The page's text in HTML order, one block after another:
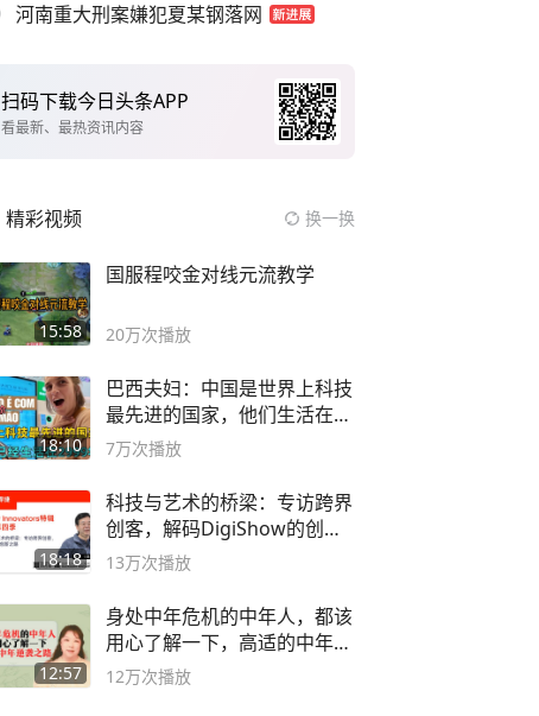
河南重大刑案嫌犯夏某钢落网
扫码下载今日头条APP
看最新、最热资讯内容
精彩视频 换一换
15:58
国服程咬金对线元流教学
20万次播放
18:10
巴西夫妇：中国是世界上科技
最先进的国家，他们生活在
2999年
7万次播放
18:18
科技与艺术的桥梁：专访跨界
创客，解码DigiShow的创新
之路
13万次播放
12:57
身处中年危机的中年人，都该
用心了解一下，高适的中年逆
袭之路
12万次播放